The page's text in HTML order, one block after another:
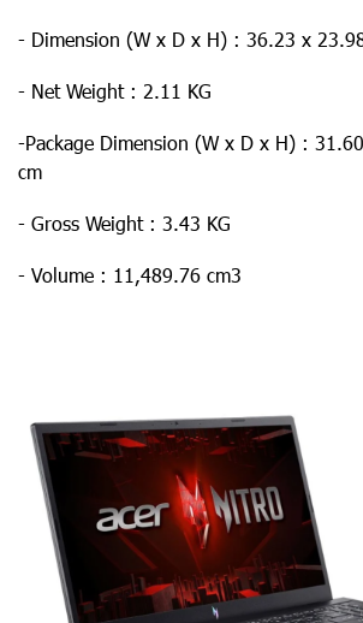
- Dimension (W x D x H) : 36.23 x
- Net Weight : 2.11 KG
-Package Dimension (W x D x H) :
cm
- Gross Weight : 3.43 KG
- Volume : 11,489.76 cm3